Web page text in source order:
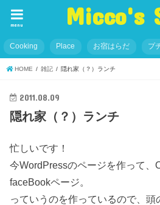
Micco's
menu
Cooking Place お宿はらだ プ
HOME 雑記 隠れ家（？）ランチ
2011.08.09
隠れ家（？）ランチ
忙しいです！
今WordPressのページを作って
faceBookページ。
っていうのを作っているので、頭